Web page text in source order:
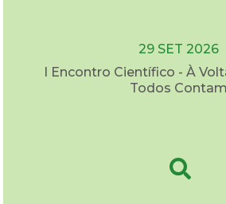
29 SET 2026
I Encontro Científico - À
Todos Contam